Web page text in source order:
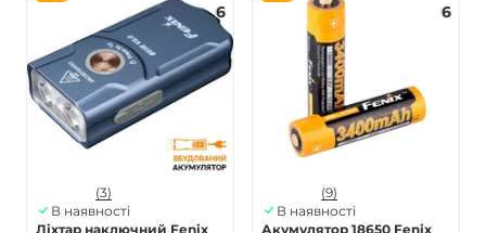
6
(3)
В наявності
Ліхтар наключний Fenix
6
(9)
В наявності
Акумулятор 18650 Fenix